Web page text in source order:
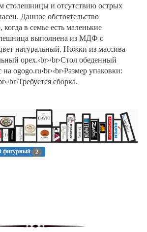
столешницы и отсутствию острых
Данное обстоятельство
в семье есть маленькие
выполнена из МДФ с
натуральный. Ножки из массива
орех.‹br›‹br›Стол обеденный
ogogo.ru‹br›‹br›Размер упаковки:
сборка.
фигурный 2